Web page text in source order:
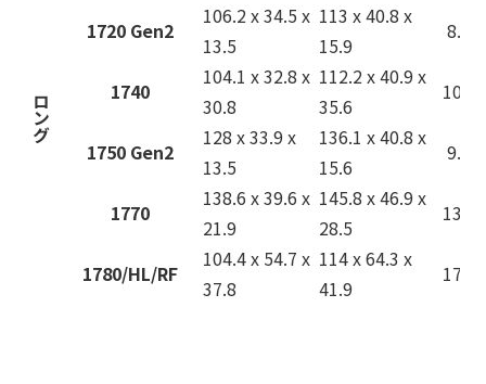
ロング
1720 Gen2
106.2 x 34.5 x
13.5
113 x 40.8 x
15.9
8.3
1740
104.1 x 32.8 x
30.8
112.2 x 40.9 x
35.6
10.0
1750 Gen2
128 x 33.9 x
13.5
136.1 x 40.8 x
15.6
9.5
1770
138.6 x 39.6 x
21.9
145.8 x 46.9 x
28.5
13.2
1780/HL/RF
104.4 x 54.7 x
37.8
114 x 64.3 x
41.9
17.4